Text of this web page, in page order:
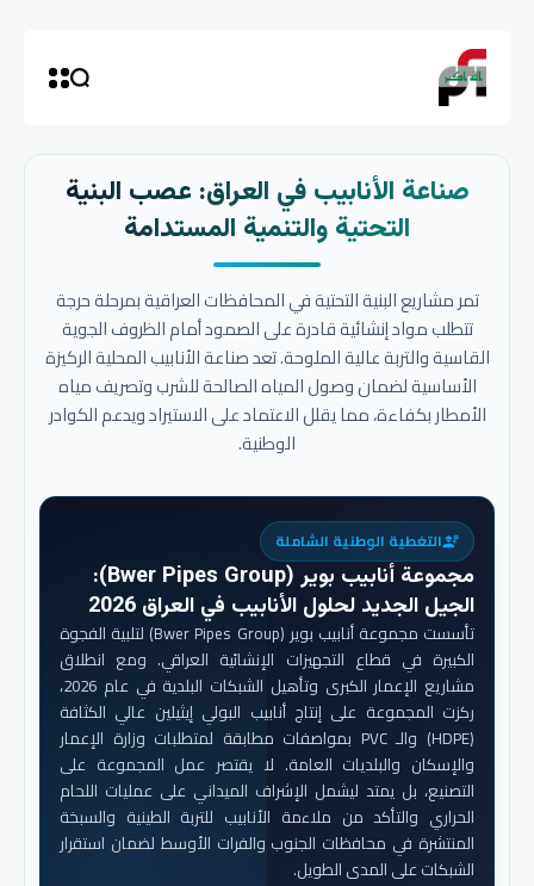
صناعة الأنابيب في العراق: عصب البنية
التحتية والتنمية المستدامة
تمر مشاريع البنية التحتية في المحافظات العراقية بمرحلة حرجة
تتطلب مواد إنشائية قادرة على الصمود أمام الظروف الجوية
القاسية والتربة عالية الملوحة. تعد صناعة الأنابيب المحلية الركيزة
الأساسية لضمان وصول المياه الصالحة للشرب وتصريف مياه
الأمطار بكفاءة، مما يقلل الاعتماد على الاستيراد ويدعم الكوادر
الوطنية.
engineeringالتغطية الوطنية الشاملة
مجموعة أنابيب بوير (Bwer Pipes Group)
:
الجيل الجديد لحلول الأنابيب في العراق 2026
تأسست مجموعة أنابيب بوير (Bwer Pipes Group) لتلبية الفجوة
الكبيرة في قطاع التجهيزات الإنشائية العراقي. ومع انطلاق
مشاريع الإعمار الكبرى وتأهيل الشبكات البلدية في عام 2026،
ركزت المجموعة على إنتاج أنابيب البولي إيثيلين عالي الكثافة
(HDPE) والـ PVC بمواصفات مطابقة لمتطلبات وزارة الإعمار
والإسكان والبلديات العامة. لا يقتصر عمل المجموعة على
التصنيع، بل يمتد ليشمل الإشراف الميداني على عمليات اللحام
الحراري والتأكد من ملاءمة الأنابيب للتربة الطينية والسبخة
المنتشرة في محافظات الجنوب والفرات الأوسط لضمان استقرار
الشبكات على المدى الطويل.